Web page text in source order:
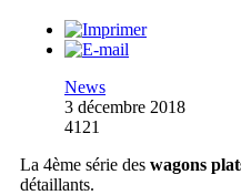
News
3 décembre 2018
4121
La 4ème série des wagons
détaillants.